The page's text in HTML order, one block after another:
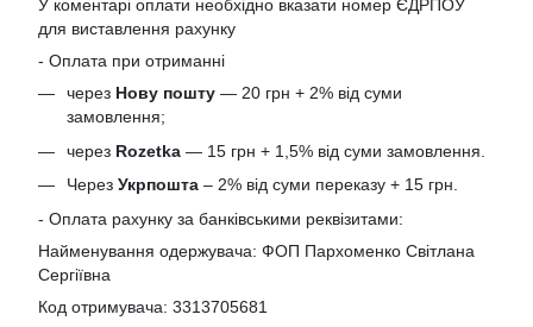
У коментарі оплати необхідно вказати номер ЄДРПОУ
для виставлення рахунку
- Оплата при отриманні
через Нову пошту — 20 грн + 2% від суми
замовлення;
через Rozetka — 15 грн + 1,5% від суми замовлення.
Через Укрпошта – 2% від суми переказу + 15 грн.
- Оплата рахунку за банківськими реквізитами:
Найменування одержувача: ФОП Пархоменко Світлана
Сергіївна
Код отримувача: 3313705681